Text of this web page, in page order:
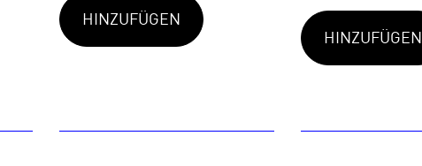
HINZUFÜGEN
HINZUFÜGEN